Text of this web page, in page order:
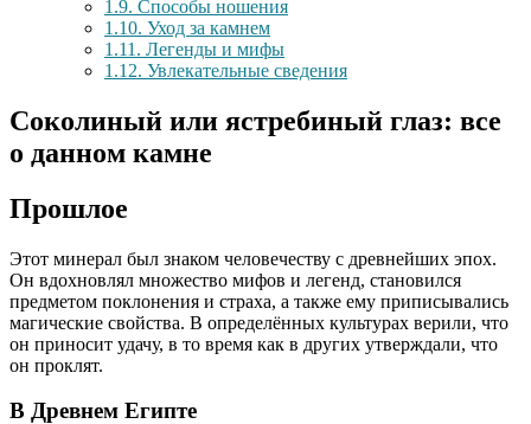
1.9. Способы ношения
1.10. Уход за камнем
1.11. Легенды и мифы
1.12. Увлекательные сведения
Соколиный или ястребиный глаз: все
о данном камне
Прошлое
Этот минерал был знаком человечеству с древнейших эпох.
Он вдохновлял множество мифов и легенд, становился
предметом поклонения и страха, а также ему приписывались
магические свойства. В определённых культурах верили, что
он приносит удачу, в то время как в других утверждали, что
он проклят.
В Древнем Египте